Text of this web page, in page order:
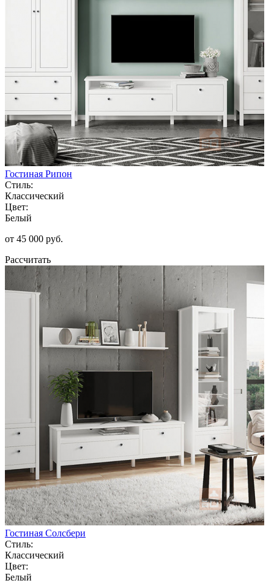
Гостиная Рипон
Стиль:
Классический
Цвет:
Белый
от 45 000 руб.
Рассчитать
Гостиная Солсбери
Стиль:
Классический
Цвет:
Белый